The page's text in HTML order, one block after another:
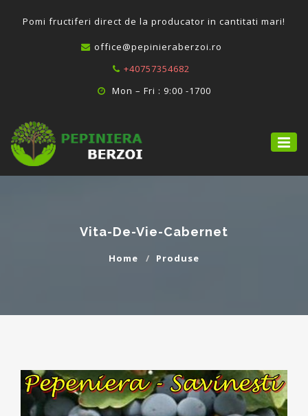
Pomi fructiferi direct de la producator in cantitati mari!
office@pepinieraberzoi.ro
+40757354682
Mon – Fri : 9:00 -1700
Vita-De-Vie-Cabernet
Home Produse